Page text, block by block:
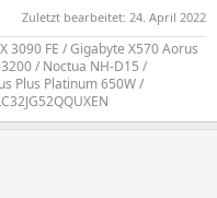
Zuletzt bearbeitet: 24. April 2022
3090 FE / Gigabyte X570 Aorus
/ Noctua NH-D15 /
Plus Platinum 650W /